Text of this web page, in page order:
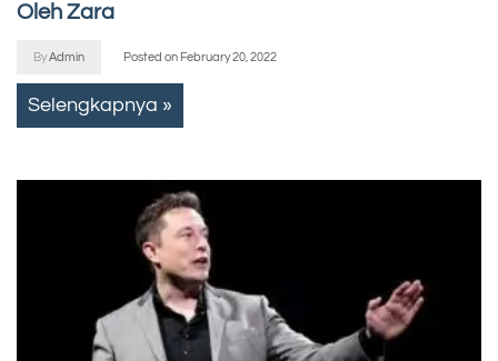
Oleh Zara
ByAdmin Posted on February 20, 2022
Selengkapnya »